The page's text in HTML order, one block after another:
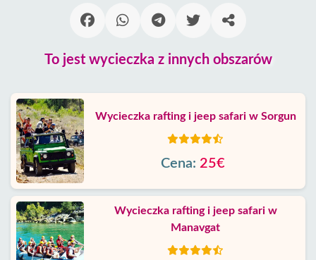
To jest wycieczka z innych obszarów
Wycieczka rafting i jeep safari w Sorgun
Cena: 25€
Wycieczka rafting i jeep safari w
Manavgat